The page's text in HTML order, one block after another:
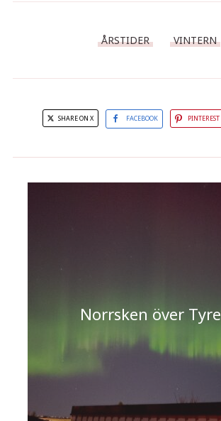
ÅRSTIDER VINTERN
SHARE ON X FACEBOOK PINTEREST
Norrsken över